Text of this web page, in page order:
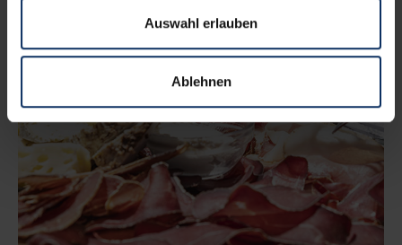
Auswahl erlauben
Ablehnen